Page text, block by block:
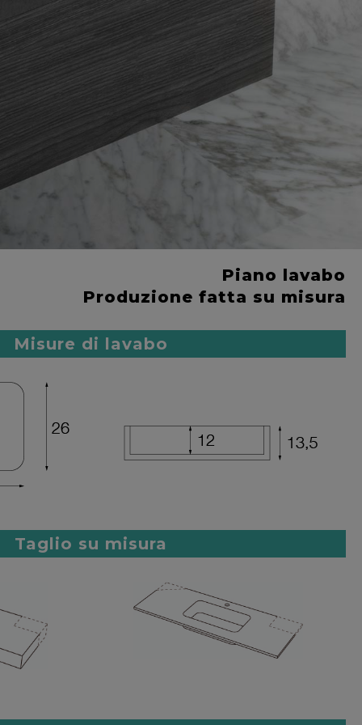
Piano lavabo
Produzione fatta su misura
Misure di lavabo
Taglio su misura